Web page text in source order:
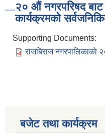
२० औं नगरपरिषद बाट
कार्यक्रमको
Supporting Documents:
राजबिराज नगरपालिकाको
बजेट तथा कार्यक्रम